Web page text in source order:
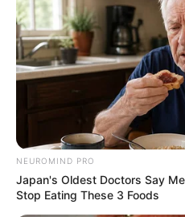
NEUROMIND PRO
Japan's Oldest Doctors Say
Stop Eating These 3 Foods